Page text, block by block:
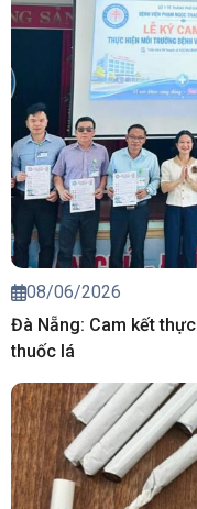
08/06/2026
Đà Nẵng: Cam kết
thuốc lá